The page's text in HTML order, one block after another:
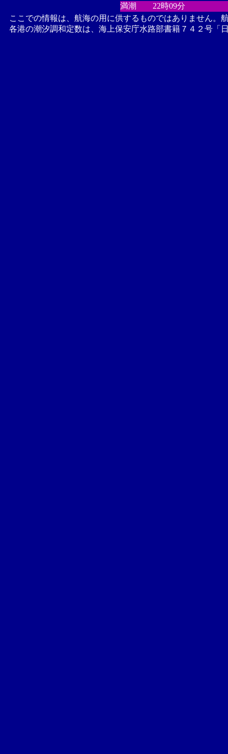
満潮
22時09分
ここでの情報は、航海の用に供するものではありません。
各港の潮汐調和定数は、海上保安庁水路部書籍７４２号「